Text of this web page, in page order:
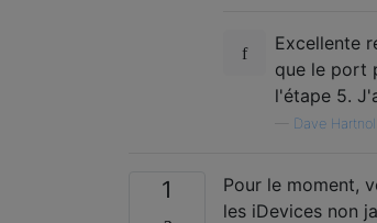
Excellente
que le port
l'étape 5.
Dave Hartnoll
1
Pour le moment,
les iDevices non